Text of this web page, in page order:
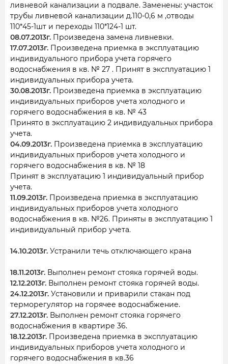
ливневой канализации а подвале. Заменены: участок
трубы ливневой канализации д.110-0,6 м ,отводы
110*45-1шт и переходы 110*124-1 шт.
08.07.2013г. Произведена замена ливневки.
17.07.2013г. Произведена приемка в эксплуатацию
индивидуального прибора учета горячего
водоснабжения в кв. № 27 . Принят в эксплуатацию 1
индивидуальных прибора учета.
30.08.2013г. Произведена приемка в эксплуатацию
индивидуальных приборов учета холодного и
горячего водоснабжения в кв. № 43
Принято в эксплуатацию 2 индивидуальных прибора
учета.
04.09.2013г. Произведена приемка в эксплуатацию
индивидуальных приборов учета холодного и
горячего водоснабжения в кв. № 18
Принят в эксплуатацию 1 индивидуальный прибор
учета.
11.09.2013г. Произведена приемка в эксплуатацию
индивидуальных приборов учета холодного
водоснабжения в кв. №26. Приняты в эксплуатацию 1
индивидуальный прибор учета.
14.10.2013г. Устранили течь отключающего крана
18.11.2013г. Выполнен ремонт стояка горячей воды.
12.12.2013г. Выполнен ремонт стояка горячей воды.
24.12.2013г. Установили и приварили стакан под
терморегулятор на горячее водоснабжение.
27.12.2013г. Выполнен ремонт стояка горячего
водоснабжения в квартире 36.
18.12.2013г. Произведена приемка в эксплуатацию
индивидуальных приборов учета холодного и
горячего водоснабжения в кв.36